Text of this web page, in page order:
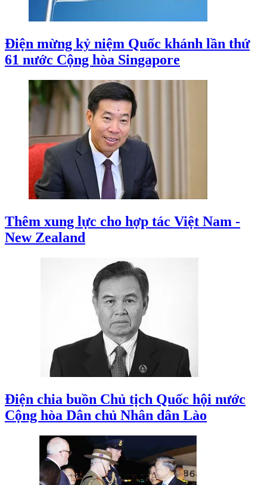
Điện mừng kỷ niệm Quốc khánh lần thứ
61 nước Cộng hòa Singapore
Thêm xung lực cho hợp tác Việt Nam -
New Zealand
Điện chia buồn Chủ tịch Quốc hội nước
Cộng hòa Dân chủ Nhân dân Lào